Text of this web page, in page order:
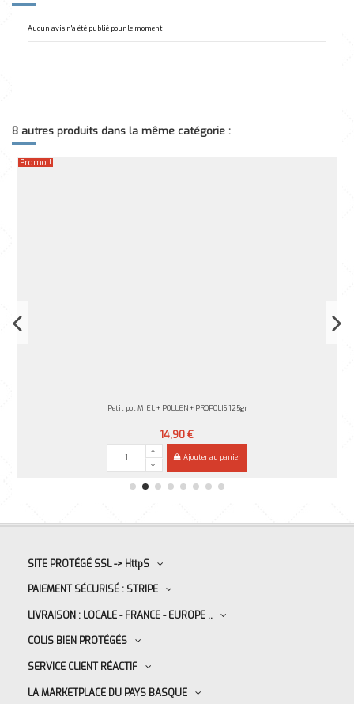
Aucun avis n'a été publié pour le moment.
8 autres produits dans la même catégorie :
Promo !
Petit pot MIEL + POLLEN + PROPOLIS 125gr
14,90 €
Ajouter au panier
SITE PROTÉGÉ SSL -> HttpS
PAIEMENT SÉCURISÉ : STRIPE
LIVRAISON : LOCALE - FRANCE - EUROPE ..
COLIS BIEN PROTÉGÉS
SERVICE CLIENT RÉACTIF
LA MARKETPLACE DU PAYS BASQUE